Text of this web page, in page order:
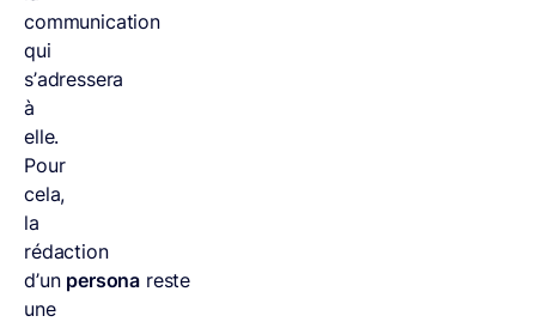
communication
qui
s’adressera
à
elle.
Pour
cela,
la
rédaction
d’un persona reste
une